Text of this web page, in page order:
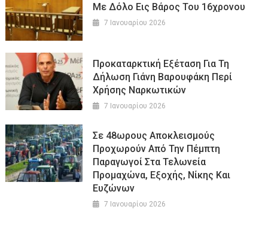
Με Δόλο Εις Βάρος Του 16χρονου
7 Ιανουαρίου 2026
Προκαταρκτική Εξέταση Για Τη
Δήλωση Γιάνη Βαρουφάκη Περί
Χρήσης Ναρκωτικών
7 Ιανουαρίου 2026
Σε 48ωρους Αποκλεισμούς
Προχωρούν Από Την Πέμπτη
Παραγωγοί Στα Τελωνεία
Προμαχώνα, Εξοχής, Νίκης Και
Ευζώνων
7 Ιανουαρίου 2026